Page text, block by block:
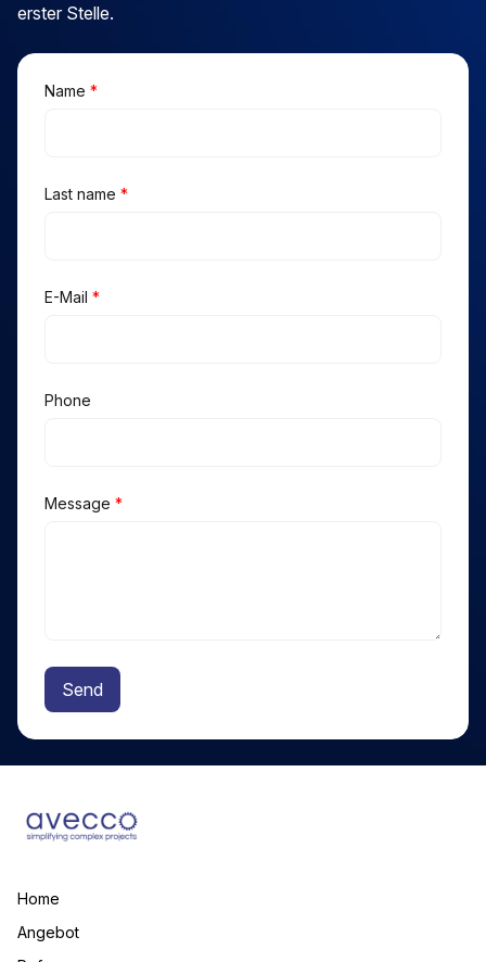
erster Stelle.
Name *
Last name *
E-Mail *
Phone
Message *
Send
Home
Angebot